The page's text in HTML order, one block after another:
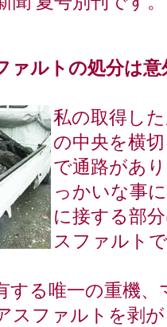
ァルトの処分は意
私の取得し
の中央を横
で通路があ
っかいな事
に接する部
スファルト
する唯一の重機、
スファルトを剥